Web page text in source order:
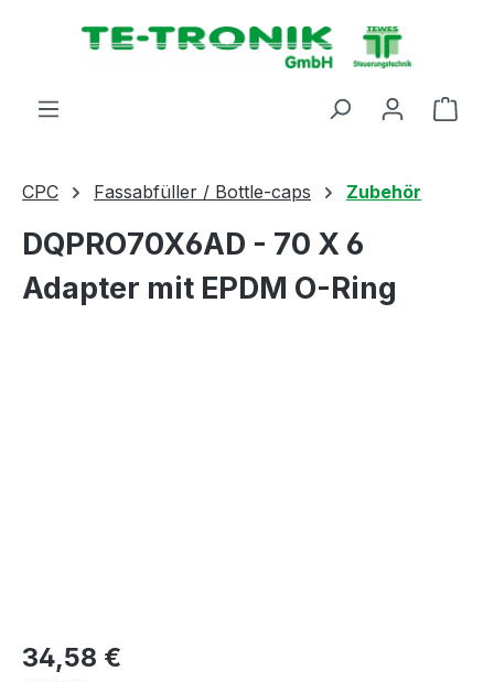
springen
CPC Fassabfüller / Bottle-caps Zubehör
DQPRO70X6AD - 70 X 6
Adapter mit EPDM O-Ring
34,58 €